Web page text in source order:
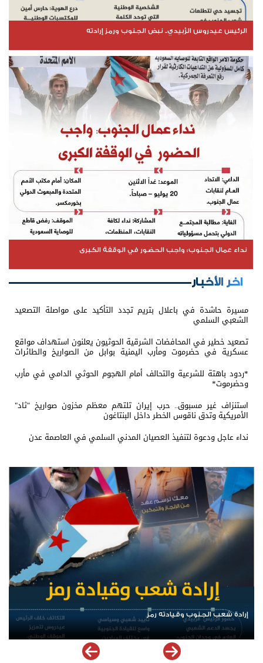
الرئيس عيدروس الزُبيدي.. نبض الجنوب ورمز إرادته
نداء عمال الجنوب: واجب الحضور في الوقفة الكبرى
اخر الأخبار
مسيرة حاشدة في باعلال بتريم تجدد التأكيد على مواصلة التصعيد
الشعبي السلمي
تصعيد خطير في المحافضات الشرقية الحوثيون يعلنون استهداف مواقع
عسكرية في حضرموت ومأرب اليمنية بوابل من الصواريخ والطائرات
*ردود باهتة للشرعية والتحالف أمام الهجوم الحوثي الدامي في مأرب
وحضرموت*
استنزاف غير مسبوق.. حرب إيران تلتهم معظم مخزون صواريخ "ثاد"
الأمريكية وتدق ناقوس الخطر داخل البنتاغون
نداء عاجل ودعوة لتنفيذ العصيان المدني السلمي في العاصمة عدن
الرئيس عيدروس الزُبيدي.. نبض الجنوب ورمز إرادته